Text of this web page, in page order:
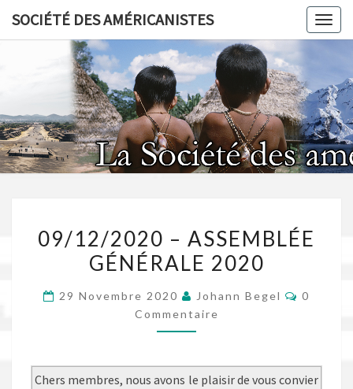
SOCIÉTÉ DES AMÉRICANISTES
–
ASSEMBLÉE
2020
09/12/2020 – ASSEMBLÉE
GÉNÉRALE 2020
29 Novembre 2020 Johann Begel
0
Commentaire
Chers membres, nous avons le plaisir de vous convier